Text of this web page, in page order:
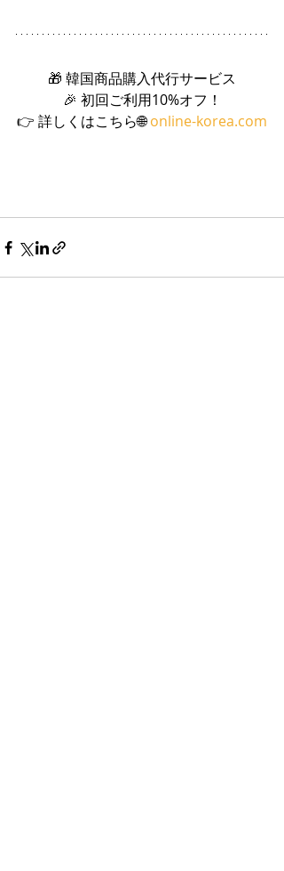
🎁 韓国商品購入代行サービス
🎉 初回ご利用10%オフ！
👉 詳しくはこちら🌐 online-korea.com